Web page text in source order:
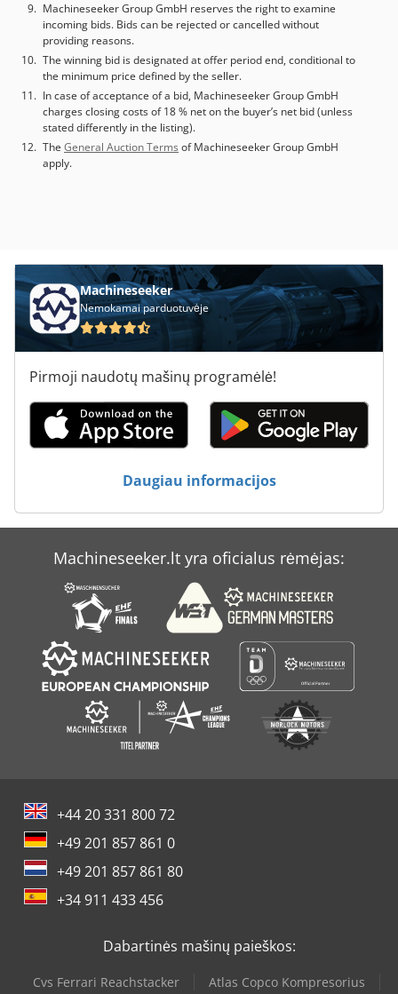
Machineseeker Group GmbH reserves the right to examine
incoming bids. Bids can be rejected or cancelled without
providing reasons.
The winning bid is designated at offer period end, conditional to
the minimum price defined by the seller.
In case of acceptance of a bid, Machineseeker Group GmbH
charges closing costs of 18 % net on the buyer’s net bid (unless
stated differently in the listing).
The General Auction Terms of Machineseeker Group GmbH
apply.
Machineseeker
Nemokamai parduotuvėje
Pirmoji naudotų mašinų programėlė!
Daugiau informacijos
Machineseeker.lt yra oficialus rėmėjas:
+44 20 331 800 72
+49 201 857 861 0
+49 201 857 861 80
+34 911 433 456
Dabartinės mašinų paieškos:
Cvs Ferrari Reachstacker
Atlas Copco Kompresorius